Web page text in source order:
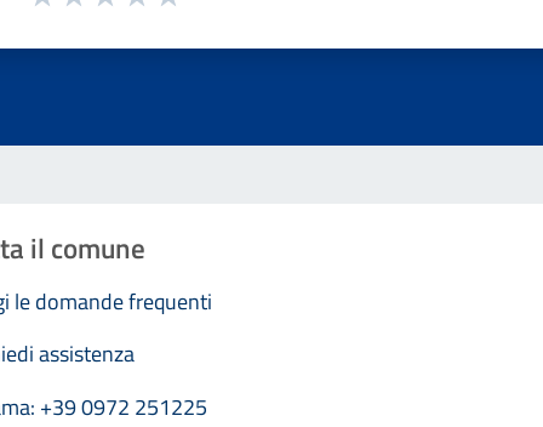
il comune
le domande frequenti
assistenza
+39 0972 251225